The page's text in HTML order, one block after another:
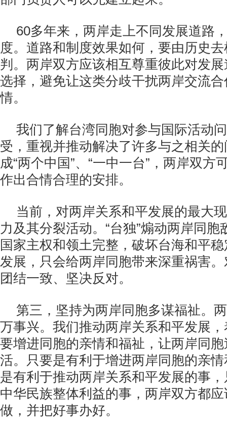
60多年来，两岸走上不同发展道路
度。道路和制度效果如何，要由历史
判。两岸双方应该相互尊重彼此对发
选择，避免让这类分歧干扰两岸交流
情。
我们了解台湾同胞对参与国际活动
受，重视并推动解决了许多与之相关
成“两个中国”、“一中一台”，两岸双方
作出合情合理的安排。
当前，对两岸关系和平发展的最大
力及其分裂活动。“台独”煽动两岸同
国家主权和领土完整，破坏台海和平
发展，只会给两岸同胞带来深重祸害
团结一致、坚决反对。
第三，坚持为两岸同胞多谋福祉。
万事兴。我们推动两岸关系和平发展
要增进同胞的亲情和福祉，让两岸同
活。只要是有利于增进两岸同胞的亲
是有利于推动两岸关系和平发展的事
中华民族整体利益的事，两岸双方都
做，并把好事办好。